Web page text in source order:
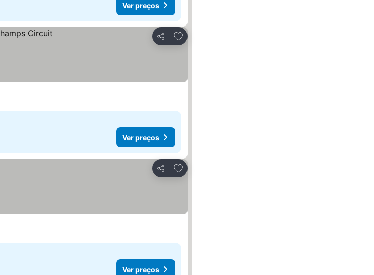
Ver preços
Partilhar
Adicionar aos favoritos
Ver preços
Partilhar
Adicionar aos favoritos
Ver preços